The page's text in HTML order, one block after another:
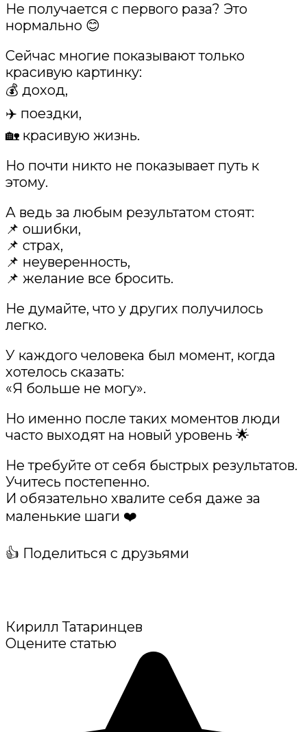
Не получается с первого раза? Это
нормально 😊
Сейчас многие показывают только
красивую картинку:
💰 доход,
✈️ поездки,
🏡 красивую жизнь.
Но почти никто не показывает путь к
этому.
А ведь за любым результатом стоят:
📌 ошибки,
📌 страх,
📌 неуверенность,
📌 желание все бросить.
Не думайте, что у других получилось
легко.
У каждого человека был момент, когда
хотелось сказать:
«Я больше не могу».
Но именно после таких моментов люди
часто выходят на новый уровень 🌟
Не требуйте от себя быстрых результатов.
Учитесь постепенно.
И обязательно хвалите себя даже за
маленькие шаги ❤️
👍 Поделиться с друзьями
Кирилл Татаринцев
Оцените статью